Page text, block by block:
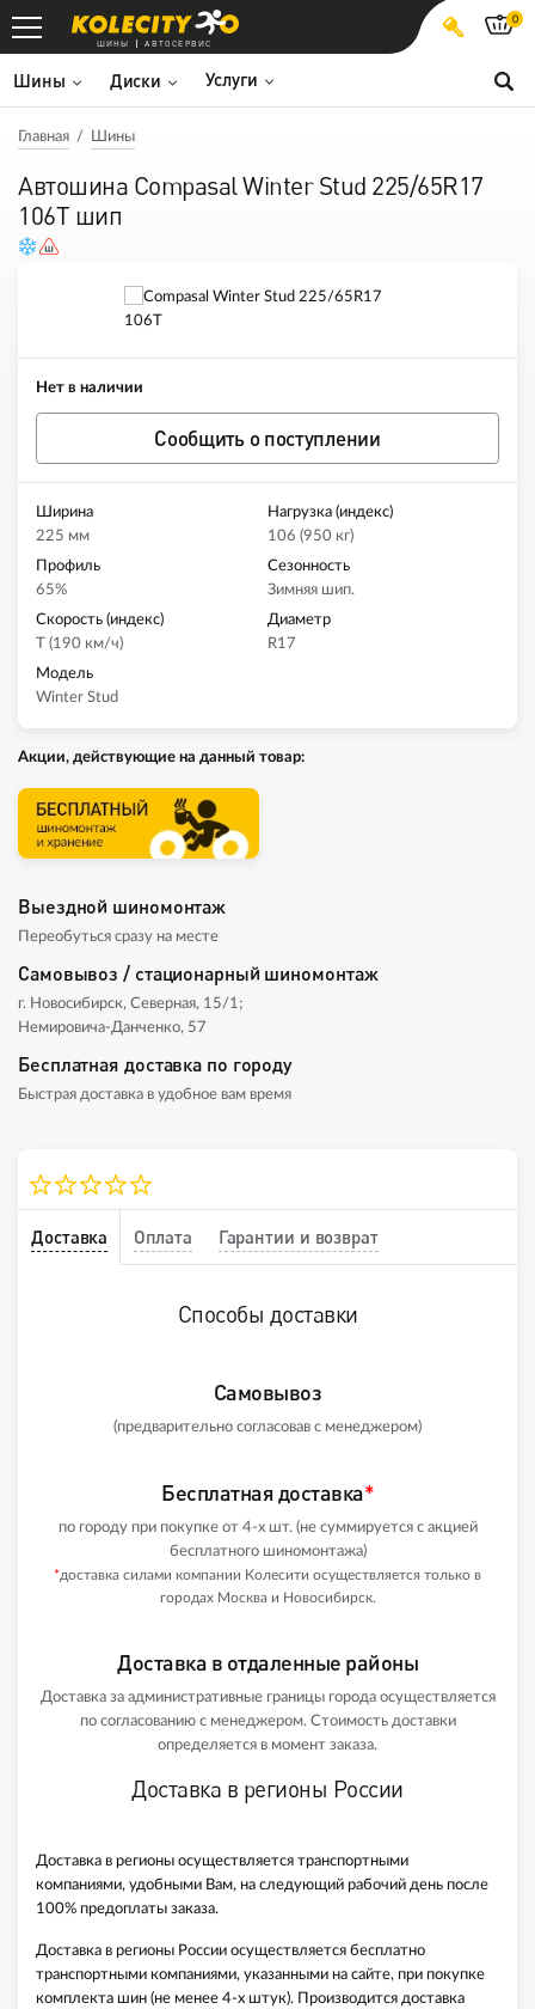
ШИНЫ АВТОСЕРВИС
Шины Диски Услуги
0
Главная Шины
Автошина Compasal Winter Stud 225/65R17
106T шип
Нет в наличии
Сообщить о поступлении
Ширина
225 мм
Нагрузка (индекс)
106 (950 кг)
Профиль
65%
Сезонность
Зимняя шип.
Скорость (индекс)
T (190 км/ч)
Диаметр
R17
Модель
Winter Stud
Акции, действующие на данный товар:
Выездной шиномонтаж
Переобуться сразу на месте
Самовывоз / стационарный шиномонтаж
г. Новосибирск, Северная, 15/1;
Немировича-Данченко, 57
Бесплатная доставка по городу
Быстрая доставка в удобное вам время
Доставка Оплата Гарантии и возврат
Способы доставки
Самовывоз
(предварительно согласовав с менеджером)
Бесплатная доставка*
по городу при покупке от 4-х шт. (не суммируется с акцией
бесплатного шиномонтажа)
*доставка силами компании Колесити осуществляется только в
городах Москва и Новосибирск.
Доставка в отдаленные районы
Доставка за административные границы города осуществляется
по согласованию с менеджером. Стоимость доставки
определяется в момент заказа.
Доставка в регионы России
Доставка в регионы осуществляется транспортными
компаниями, удобными Вам, на следующий рабочий день после
100% предоплаты заказа.
Доставка в регионы России осуществляется бесплатно
транспортными компаниями, указанными на сайте, при покупке
комплекта шин (не менее 4-х штук). Производится доставка